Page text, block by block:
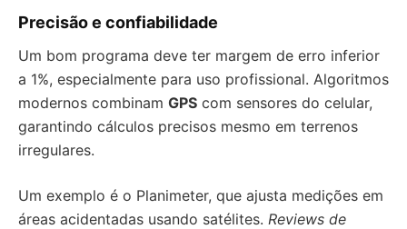
Precisão e confiabilidade
Um bom programa deve ter margem de erro inferior
a 1%, especialmente para uso profissional. Algoritmos
modernos combinam GPS com sensores do celular,
garantindo cálculos precisos mesmo em terrenos
irregulares.
Um exemplo é o Planimeter, que ajusta medições em
áreas acidentadas usando satélites. Reviews de